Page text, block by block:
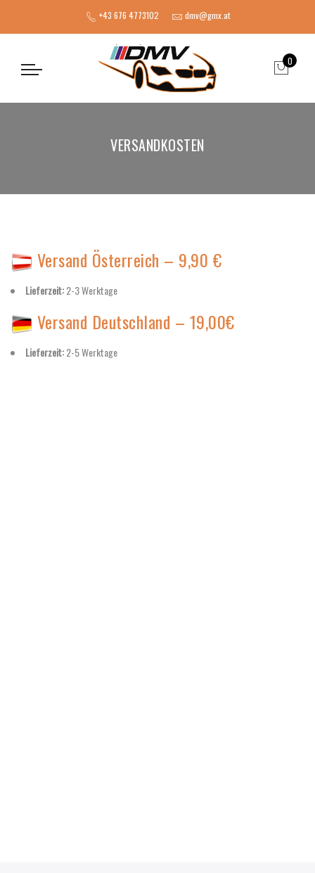
+43 676 4773102 dmv@gmx.at
0
VERSANDKOSTEN
Versand Österreich – 9,90 €
Lieferzeit:2-3 Werktage
Versand Deutschland – 19,00€
Lieferzeit:2-5 Werktage